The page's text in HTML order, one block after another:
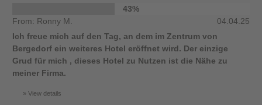
43%
From: Ronny M.
04.04.25
Ich freue mich auf den Tag, an dem im Zentrum von
Bergedorf ein weiteres Hotel eröffnet wird. Der einzige
Grud für mich , dieses Hotel zu Nutzen ist die Nähe zu
meiner Firma.
View details